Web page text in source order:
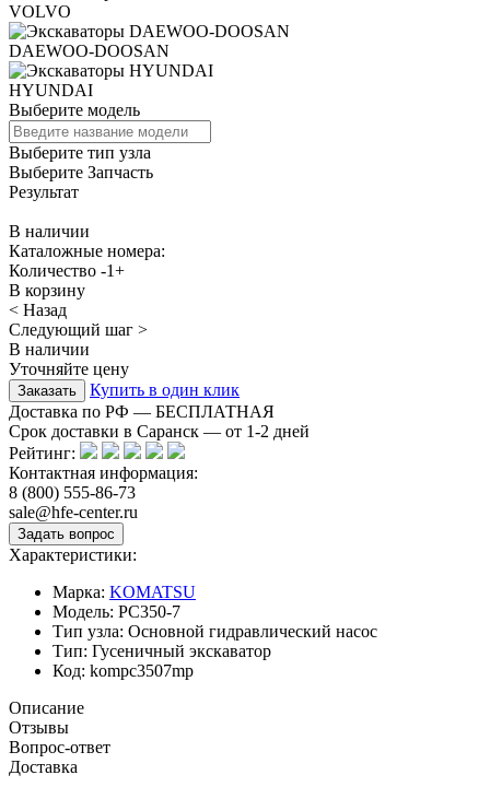
VOLVO
DAEWOO-DOOSAN
HYUNDAI
Выберите модель
Выберите тип узла
Выберите Запчасть
Результат
В наличии
Каталожные номера:
Количество -1+
В корзину
< Назад
Следующий шаг >
В наличии
Уточняйте цену
Купить в один клик
Доставка по РФ — БЕСПЛАТНАЯ
Срок доставки в Саранск — от 1-2 дней
Рейтинг:
Контактная информация:
8 (800) 555-86-73
sale@hfe-center.ru
Характеристики:
Марка: KOMATSU
Модель: PC350-7
Тип узла: Основной гидравлический насос
Тип: Гусеничный экскаватор
Код: kompc3507mp
Описание
Отзывы
Вопрос-ответ
Доставка